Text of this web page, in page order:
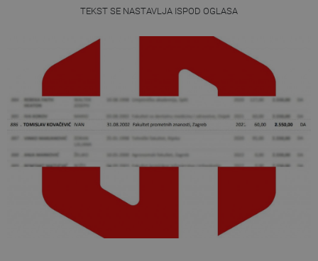
TEKST SE NASTAVLJA ISPOD OGLASA